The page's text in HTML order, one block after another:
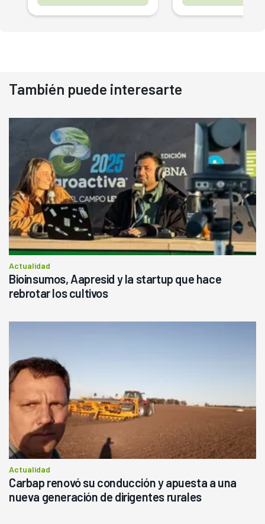
También puede interesarte
Actualidad
Bioinsumos, Aapresid y la startup que hace
rebrotar los cultivos
Actualidad
Carbap renovó su conducción y apuesta a una
nueva generación de dirigentes rurales